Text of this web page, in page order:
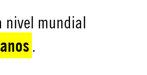
mundial
.